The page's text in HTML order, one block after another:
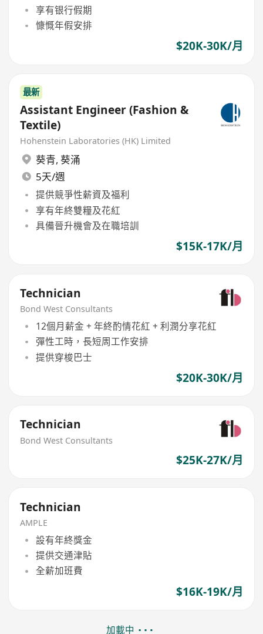
享有银行假期
慷慨年假安排
$20K-30K/月
最新
Assistant Engineer (Fashion &
Textile)
Hohenstein Laboratories (HK) Limited
葵青, 葵涌
5天/週
提供競爭性薪資及福利
享有年終雙糧及花紅
具備晉升機會及在職培訓
$15K-17K/月
Technician
Bond West Consultants
12個月薪金 + 年終酌情花紅 + 利潤分享花紅
彈性工時，長短周工作安排
提供穿梭巴士
$20K-30K/月
Technician
Bond West Consultants
$25K-27K/月
Technician
AMPLE
設有年終獎金
提供交通津貼
全薪加班費
$16K-19K/月
加載中